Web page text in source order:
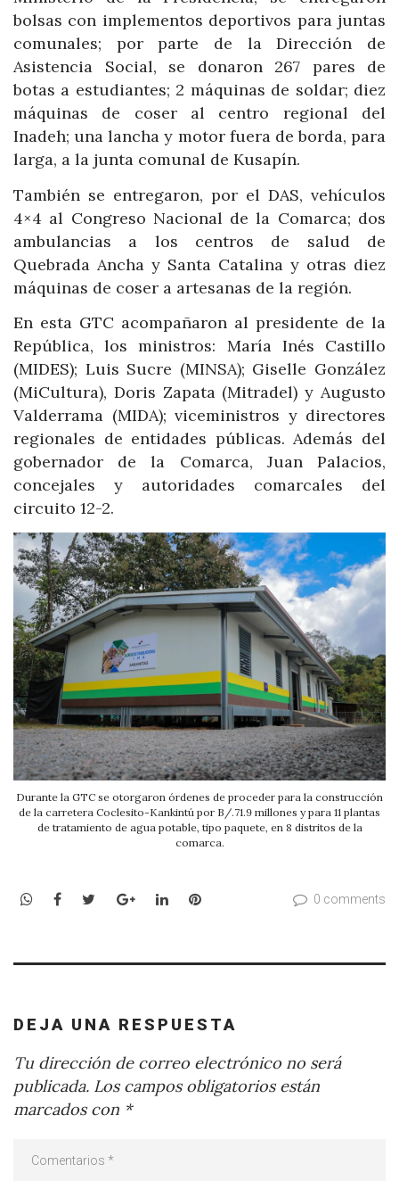
bolsas con implementos deportivos para juntas
comunales; por parte de la Dirección de
Asistencia Social, se donaron 267 pares de
botas a estudiantes; 2 máquinas de soldar; diez
máquinas de coser al centro regional del
Inadeh; una lancha y motor fuera de borda, para
larga, a la junta comunal de Kusapín.
También se entregaron, por el DAS, vehículos
4×4 al Congreso Nacional de la Comarca; dos
ambulancias a los centros de salud de
Quebrada Ancha y Santa Catalina y otras diez
máquinas de coser a artesanas de la región.
En esta GTC acompañaron al presidente de la
República, los ministros: María Inés Castillo
(MIDES); Luis Sucre (MINSA); Giselle González
(MiCultura), Doris Zapata (Mitradel) y Augusto
Valderrama (MIDA); viceministros y directores
regionales de entidades públicas. Además del
gobernador de la Comarca, Juan Palacios,
concejales y autoridades comarcales del
circuito 12-2.
Durante la GTC se otorgaron órdenes de proceder para la construcción
de la carretera Coclesito-Kankintú por B/.71.9 millones y para 11 plantas
de tratamiento de agua potable, tipo paquete, en 8 distritos de la
comarca.
WhatsApp
Facebook
TwitterGoogle+LinkedInPinterest 0 comments
DEJA UNA RESPUESTA
Tu dirección de correo electrónico no será
publicada. Los campos obligatorios están
marcados con *